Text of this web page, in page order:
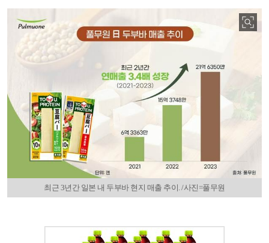
최근 3년간 일본 내 두부바 현지 매출 추이. /사진=풀무원